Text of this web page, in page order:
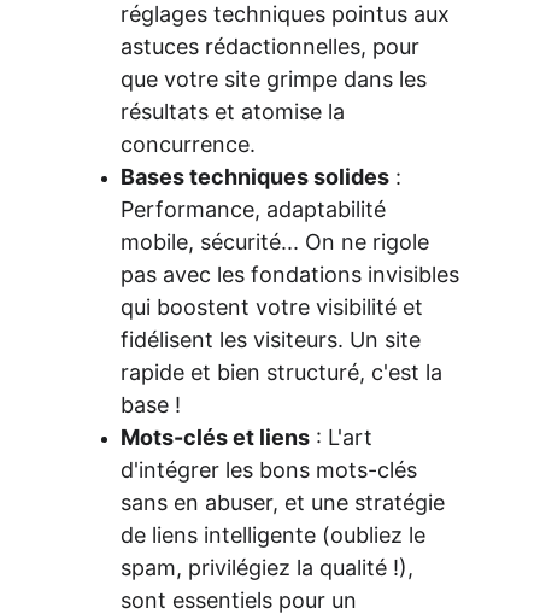
réglages techniques pointus aux
astuces rédactionnelles, pour
que votre site grimpe dans les
résultats et atomise la
concurrence.
Bases techniques solides :
Performance, adaptabilité
mobile, sécurité... On ne rigole
pas avec les fondations invisibles
qui boostent votre visibilité et
fidélisent les visiteurs. Un site
rapide et bien structuré, c'est la
base !
Mots-clés et liens : L'art
d'intégrer les bons mots-clés
sans en abuser, et une stratégie
de liens intelligente (oubliez le
spam, privilégiez la qualité !),
sont essentiels pour un